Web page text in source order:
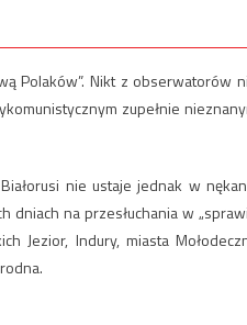
Polaków”. Nikt z obserwatorów
zupełnie
nie ustaje jednak w
dniach na przesłuchania w
Jezior, Indury, miasta